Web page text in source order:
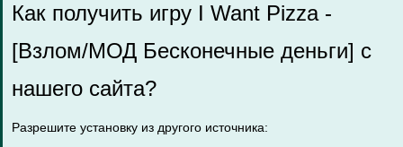
Как получить игру I Want Pizza -
[Взлом/МОД Бесконечные деньги] с
нашего сайта?
Разрешите установку из другого источника: